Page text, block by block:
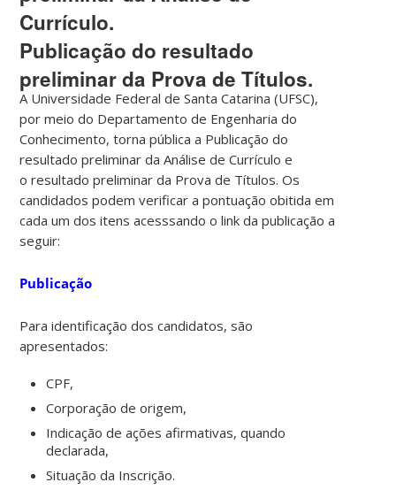
Currículo.
Publicação do resultado
preliminar da Prova de Títulos.
A Universidade Federal de Santa Catarina (UFSC),
por meio do Departamento de Engenharia do
Conhecimento, torna pública a Publicação do
resultado preliminar da Análise de Currículo e
o resultado preliminar da Prova de Títulos. Os
candidados podem verificar a pontuação obitida em
cada um dos itens acesssando o link da publicação a
seguir:
Publicação
Para identificação dos candidatos, são
apresentados:
CPF,
Corporação de origem,
Indicação de ações afirmativas, quando
declarada,
Situação da Inscrição.